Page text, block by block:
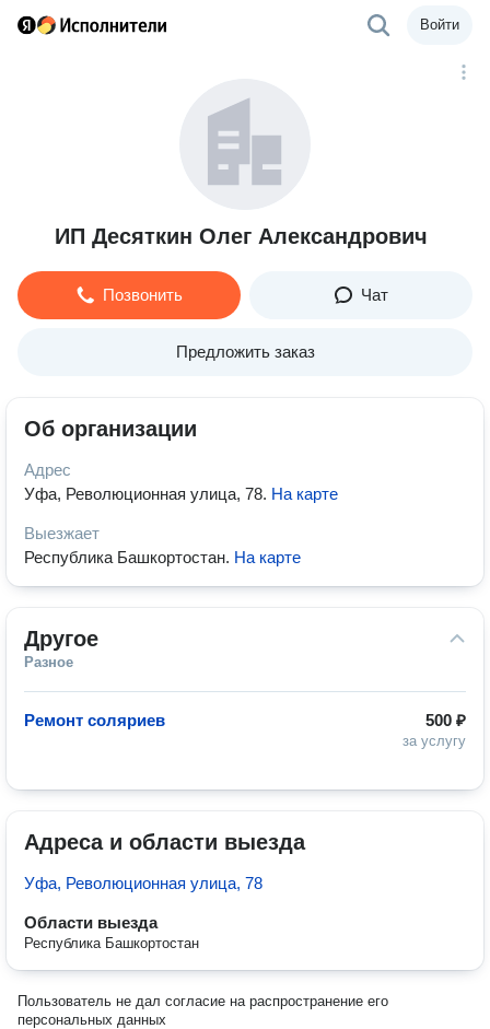
Войти
ИП Десяткин Олег Александрович
Позвонить Чат
Предложить заказ
Об организации
Адрес
Уфа, Революционная улица, 78. На карте
Выезжает
Республика Башкортостан. На карте
Другое
Разное
500 ₽
за услугу
Ремонт соляриев
Адреса и области выезда
Уфа, Революционная улица, 78
Области выезда
Республика Башкортостан
Пользователь не дал согласие на распространение его
персональных данных